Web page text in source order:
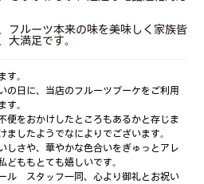
フルーツ本来の味を美味しく家族皆
満足です。
。
の日に、当店のフルーツブーケをご利用
。
便をおかけしたところもあるかと存じま
したようでなによりでございます。
しさや、華やかな色合いをぎゅっとアレ
ももとても嬉しいです。
ル スタッフ一同、心より御礼とお祝い